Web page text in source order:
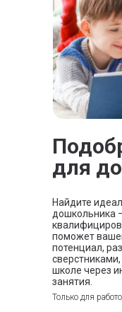
Только для
для
Найдите
дошкольника
поможет
потенциал,
школе через
занятия.